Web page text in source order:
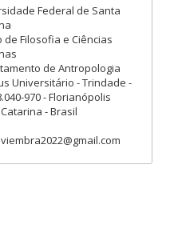
Federal de Santa
de Filosofia e Ciências
de Antropologia
Universitário - Trindade -
970 - Florianópolis
- Brasil